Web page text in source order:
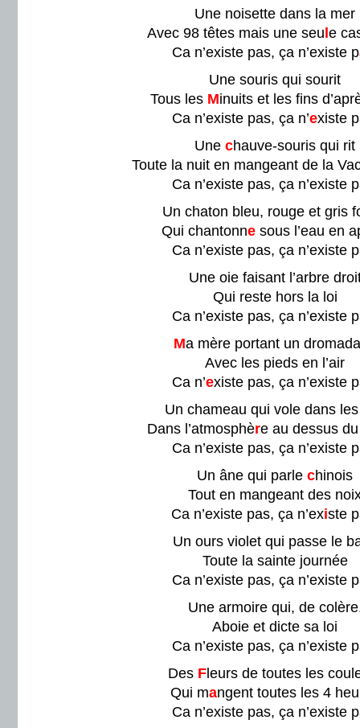
Une noisette dans la mer
Avec 98 têtes mais une seu e
Ca n’existe pas, ça n’existe p
Une souris qui sourit
Tous les Minuits et les fins
Ca n’existe pas, ça n’existe
Une chauve-souris qui rit
Toute la nuit en mangeant de la
Ca n’existe pas, ça n’existe
Un chaton bleu, rouge et gris
Qui chantonnesous l’eau en
Ca n’existe pas, ça n’existe
Une oie faisant l’arbre
Qui reste hors la loi
Ca n’existe pas, ça n’existe
Ma mère portant un
Avec les pieds en l’air
Ca n’existe pas, ça n’existe
Un chameau qui vole dans
Dans l’atmosphère au dessus
Ca n’existe pas, ça n’existe
Un âne qui parle chinois
Tout en mangeant des
Ca n’existe pas, ça n’existe
Un ours violet qui passe le
Toute la sainte journée
Ca n’existe pas, ça n’existe
Une armoire qui, de
Aboie et dicte sa loi
Ca n’existe pas, ça n’existe
Des Fleurs de toutes les
Qui mangent toutes les 4
Ca n’existe pas, ça n’existe